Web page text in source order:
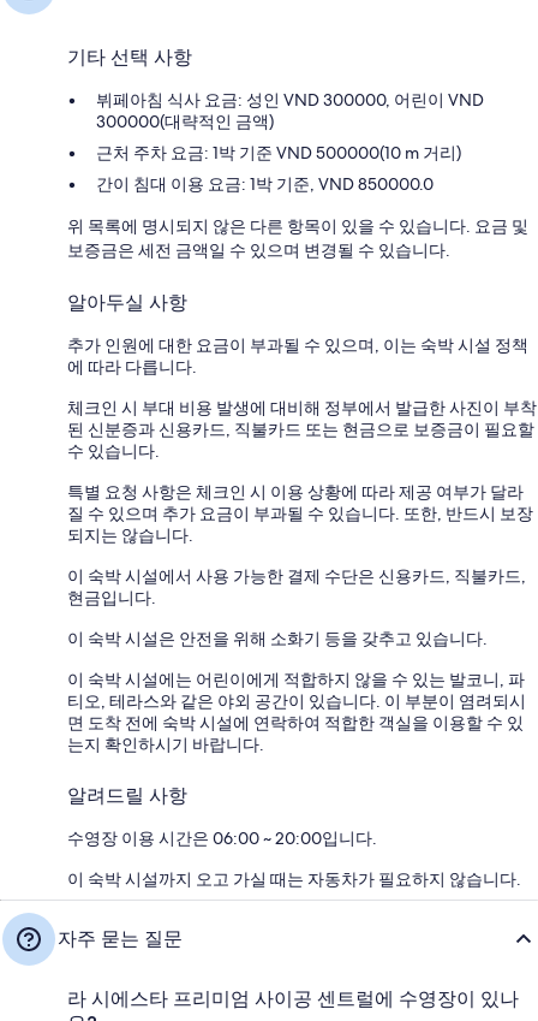
기타 선택 사항
뷔페아침 식사 요금: 성인 VND 300000, 어린이 VND
300000(대략적인 금액)
근처 주차 요금: 1박 기준 VND 500000(10 m 거리)
간이 침대 이용 요금: 1박 기준, VND 850000.0
위 목록에 명시되지 않은 다른 항목이 있을 수 있습니다. 요금 및
보증금은 세전 금액일 수 있으며 변경될 수 있습니다.
알아두실 사항
추가 인원에 대한 요금이 부과될 수 있으며, 이는 숙박 시설 정책
에 따라 다릅니다.
체크인 시 부대 비용 발생에 대비해 정부에서 발급한 사진이 부착
된 신분증과 신용카드, 직불카드 또는 현금으로 보증금이 필요할
수 있습니다.
특별 요청 사항은 체크인 시 이용 상황에 따라 제공 여부가 달라
질 수 있으며 추가 요금이 부과될 수 있습니다. 또한, 반드시 보장
되지는 않습니다.
이 숙박 시설에서 사용 가능한 결제 수단은 신용카드, 직불카드,
현금입니다.
이 숙박 시설은 안전을 위해 소화기 등을 갖추고 있습니다.
이 숙박 시설에는 어린이에게 적합하지 않을 수 있는 발코니, 파
티오, 테라스와 같은 야외 공간이 있습니다. 이 부분이 염려되시
면 도착 전에 숙박 시설에 연락하여 적합한 객실을 이용할 수 있
는지 확인하시기 바랍니다.
알려드릴 사항
수영장 이용 시간은 06:00 ~ 20:00입니다.
이 숙박 시설까지 오고 가실 때는 자동차가 필요하지 않습니다.
자주 묻는 질문
라 시에스타 프리미엄 사이공 센트럴에 수영장이 있나